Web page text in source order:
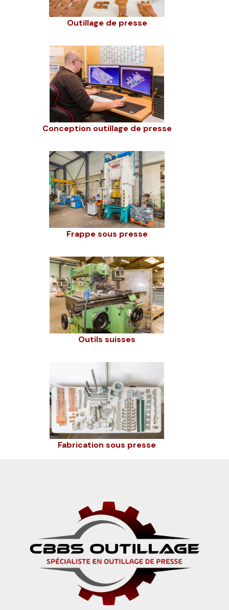
Outillage de presse
Conception outillage de presse
Frappe sous presse
Outils suisses
Fabrication sous presse